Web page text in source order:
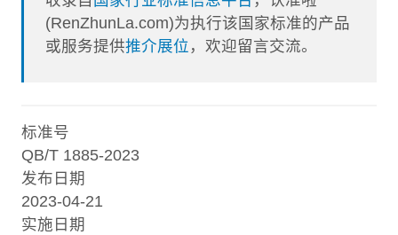
(RenZhunLa.com)为执行该国家标准的产品
或服务提供推介展位 ，欢迎留言交流。
标准号
QB/T 1885-2023
发布日期
2023-04-21
实施日期